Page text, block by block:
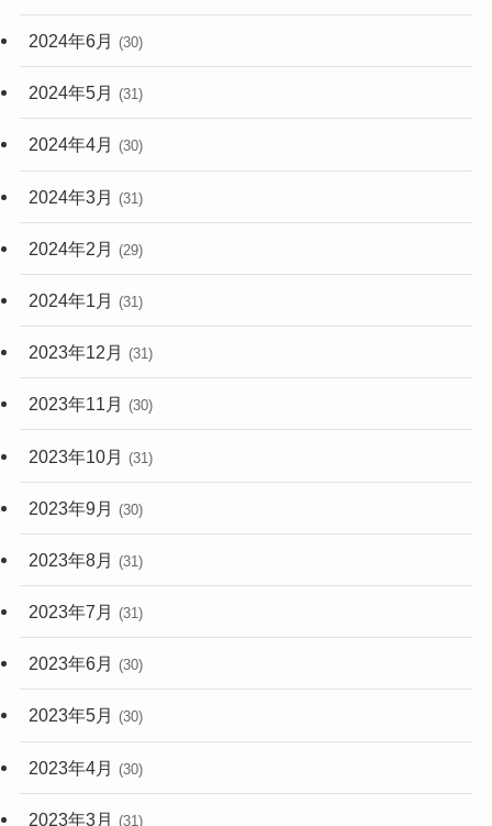
2024年6月 (30)
2024年5月 (31)
2024年4月 (30)
2024年3月 (31)
2024年2月 (29)
2024年1月 (31)
2023年12月 (31)
2023年11月 (30)
2023年10月 (31)
2023年9月 (30)
2023年8月 (31)
2023年7月 (31)
2023年6月 (30)
2023年5月 (30)
2023年4月 (30)
2023年3月 (31)